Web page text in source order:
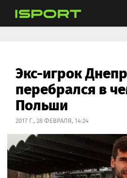
Экс-игрок
перебрался в
Польши
2017 Г., 28 ФЕВРАЛЯ, 14:24